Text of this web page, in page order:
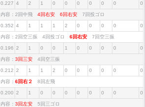
0.227 4 2 1 0 0 0 0 0 0 0
内容：2回中飛 4回右安 6回右安 7回投ゴロ
0.352 4 1 1 1 2 0 0 0 0 0
内容：2回空三振 4回投ゴロ 6回右安 7回空三振
0.196 2 1 0 0 1 0 0 0 0 0
内容： 3回三安 4回空三振
0.212 2 1 1 2 0 0 0 0 0 0
内容： 6回右２ 8回左飛
0.200 2 1 0 0 0 0 0 0 0 0
内容： 3回左安 5回三ゴロ